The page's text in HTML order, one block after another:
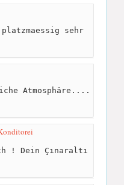
sehr
Atmosphäre....
! Dein Çınaraltı